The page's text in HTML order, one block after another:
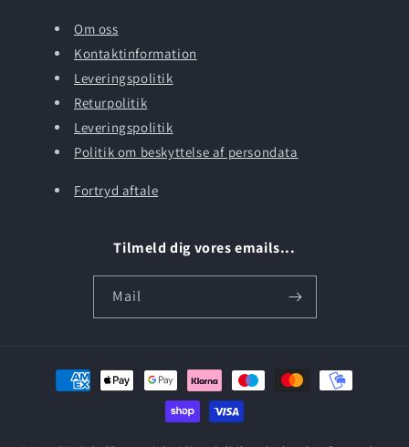
Om oss
Kontaktinformation
Leveringspolitik
Returpolitik
Leveringspolitik
Politik om beskyttelse af persondata
Fortryd aftale
Tilmeld dig vores emails...
Mail
Betalingsmetoder